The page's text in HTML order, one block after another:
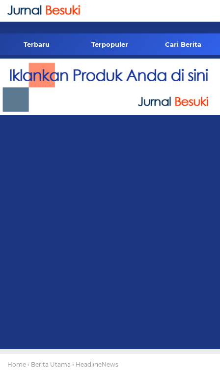
-->
Terbaru Terpopuler Cari Berita
Home › Berita Utama › HeadlineNews